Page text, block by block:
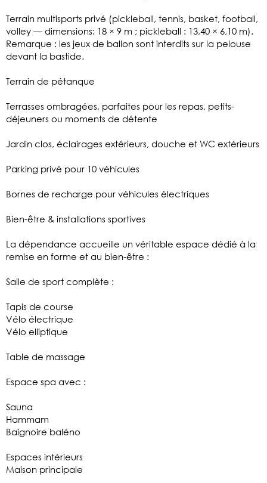
Terrain multisports privé (pickleball, tennis, basket, football,
volley — dimensions: 18 × 9 m ; pickleball : 13,40 × 6,10 m).
Remarque : les jeux de ballon sont interdits sur la pelouse
devant la bastide.
Terrain de pétanque
Terrasses ombragées, parfaites pour les repas, petits-
déjeuners ou moments de détente
Jardin clos, éclairages extérieurs, douche et WC extérieurs
Parking privé pour 10 véhicules
Bornes de recharge pour véhicules électriques
Bien-être & installations sportives
La dépendance accueille un véritable espace dédié à la
remise en forme et au bien-être :
Salle de sport complète :
Tapis de course
Vélo électrique
Vélo elliptique
Table de massage
Espace spa avec :
Sauna
Hammam
Baignoire baléno
Espaces intérieurs
Maison principale